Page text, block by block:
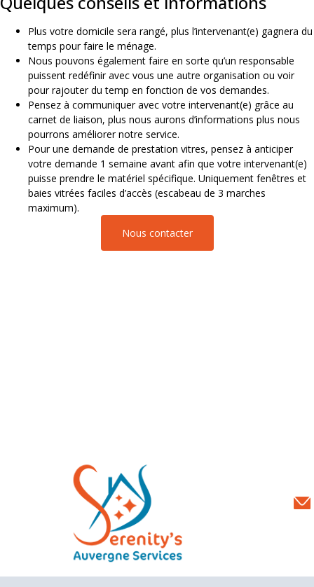
Plus votre domicile sera rangé, plus l’intervenant(e) gagnera du
temps pour faire le ménage.
Nous pouvons également faire en sorte qu’un responsable
puissent redéfinir avec vous une autre organisation ou voir
pour rajouter du temp en fonction de vos demandes.
Pensez à communiquer avec votre intervenant(e) grâce au
carnet de liaison, plus nous aurons d’informations plus nous
pourrons améliorer notre service.
Pour une demande de prestation vitres, pensez à anticiper
votre demande 1 semaine avant afin que votre intervenant(e)
puisse prendre le matériel spécifique. Uniquement fenêtres et
baies vitrées faciles d’accès (escabeau de 3 marches
maximum).
Nous contacter